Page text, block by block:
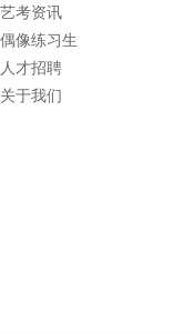
艺考资讯
偶像练习生
人才招聘
关于我们